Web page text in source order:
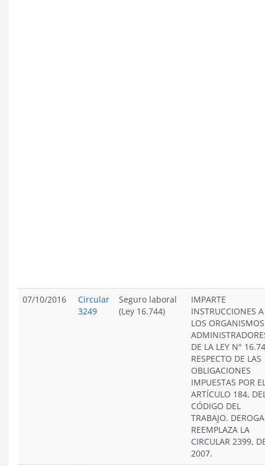
07/10/2016
Circular
3249
Seguro laboral
(Ley 16.744)
IMPARTE
INSTRUCCIONES A
LOS ORGANISMOS
DE LA LEY N°
RESPECTO DE LAS
OBLIGACIONES
IMPUESTAS POR
ARTÍCULO 184,
CÓDIGO DEL
TRABAJO.
REEMPLAZA LA
CIRCULAR 2399,
2007.